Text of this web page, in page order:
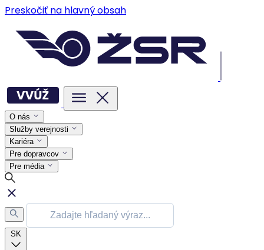
Preskočiť na hlavný obsah
O nás
Služby verejnosti
Kariéra
Pre dopravcov
Pre média
SK